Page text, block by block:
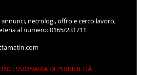
necrologi, offro e cerco lavoro,
al numero: 0165/231711
DI PUBBLICITÀ